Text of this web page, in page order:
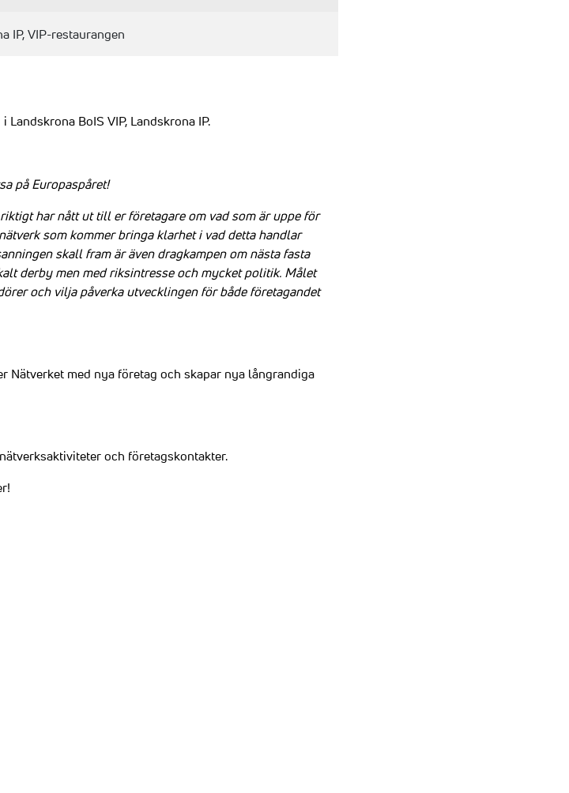
IP, VIP-restaurangen
BoIS VIP, Landskrona IP.
på Europaspåret!
har nått ut till er företagare om vad som är uppe för
som kommer bringa klarhet i vad detta handlar
skall fram är även dragkampen om nästa fasta
derby men med riksintresse och mycket politik. Målet
och vilja påverka utvecklingen för både företagandet
Nätverket med nya företag och skapar nya långrandiga
och företagskontakter.